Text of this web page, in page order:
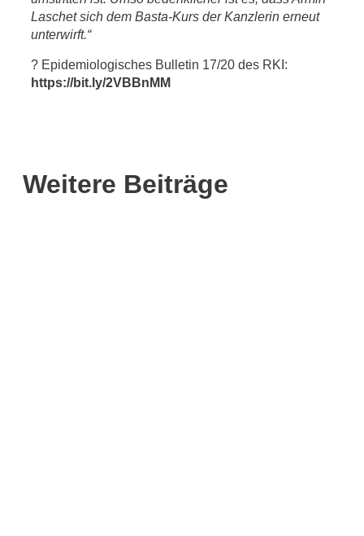
Laschet sich dem Basta-Kurs der Kanzlerin erneut
unterwirft.“
? Epidemiologisches Bulletin 17/20 des RKI:
https://bit.ly/2VBBnMM
Weitere Beiträge